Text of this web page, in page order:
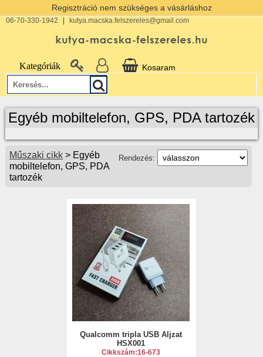
Regisztráció nem szükséges a vásárláshoz
06-70-330-1942 kutya.macska.felszereles@gmail.com
Kategóriák Kosaram
Egyéb mobiltelefon, GPS, PDA tartozék
Rendezés:
Műszaki cikk> Egyéb
mobiltelefon, GPS, PDA
tartozék
Qualcomm tripla USB Aljzat
HSX001
Cikkszám:16-673